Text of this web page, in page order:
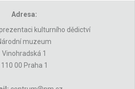
Adresa:
kulturního dědictví
muzeum
Vinohradská 1
110 00 Praha 1